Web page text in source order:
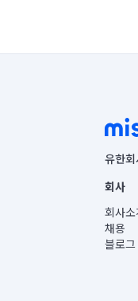
유한
사업자
통신판
대표이
주소 |
컨택센
회사
회사소
채용
블로그